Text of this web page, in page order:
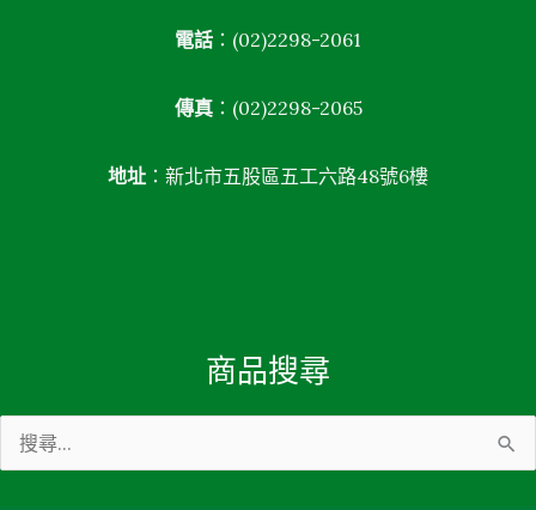
電話 ：(02)2298-2061
傳真：(02)2298-2065
地址 ：新北市五股區五工六路48號6樓
商品搜尋